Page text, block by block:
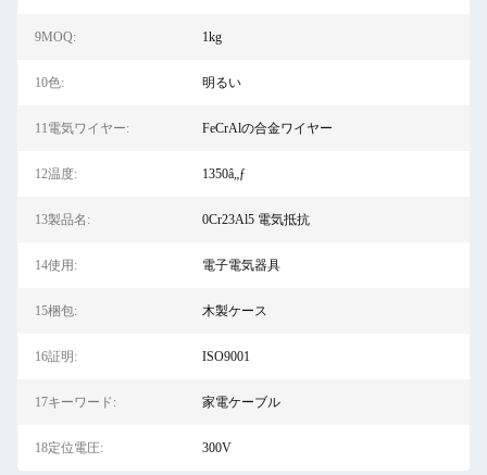
9MOQ: 1kg
10色: 明るい
11電気ワイヤー: FeCrAlの合金ワイヤー
12温度: 1350â„ƒ
13製品名: 0Cr23Al5 電気抵抗
14使用: 電子電気器具
15梱包: 木製ケース
16証明: ISO9001
17キーワード: 家電ケーブル
18定位電圧: 300V